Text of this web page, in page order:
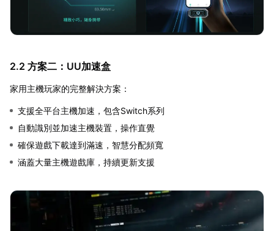
2.2 方案二：UU加速盒
家用主機玩家的完整解決方案：
支援全平台主機加速，包含Switch系列
自動識別並加速主機裝置，操作直覺
確保遊戲下載達到滿速，智慧分配頻寬
涵蓋大量主機遊戲庫，持續更新支援